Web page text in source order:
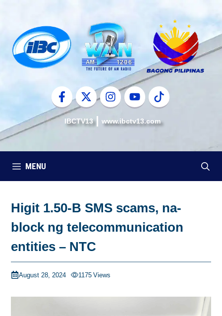
content
IBCTV13 www.ibctv13.com
MENU
Higit 1.50-B SMS scams, na-
block ng telecommunication
entities – NTC
August 28, 2024 1175 Views